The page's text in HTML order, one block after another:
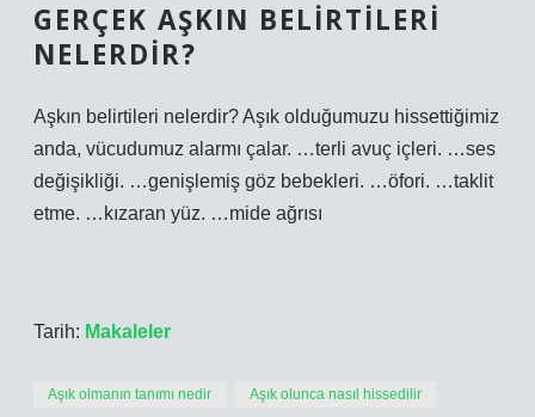
GERÇEK AŞKIN BELIRTILERI
NELERDIR?
Aşkın belirtileri nelerdir? Aşık olduğumuzu hissettiğimiz
anda, vücudumuz alarmı çalar. …terli avuç içleri. …ses
değişikliği. …genişlemiş göz bebekleri. …öfori. …taklit
etme. …kızaran yüz. …mide ağrısı
Tarih: Makaleler
Aşık olmanın tanımı nedir Aşık olunca nasıl hissedilir